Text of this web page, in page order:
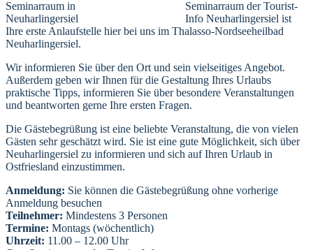
Seminarraum der Tourist-
Info Neuharlingersiel ist
Ihre erste Anlaufstelle hier bei uns im Thalasso-Nordseeheilbad
Neuharlingersiel.
Wir informieren Sie über den Ort und sein vielseitiges Angebot.
Außerdem geben wir Ihnen für die Gestaltung Ihres Urlaubs
praktische Tipps, informieren Sie über besondere Veranstaltungen
und beantworten gerne Ihre ersten Fragen.
Die Gästebegrüßung ist eine beliebte Veranstaltung, die von vielen
Gästen sehr geschätzt wird. Sie ist eine gute Möglichkeit, sich über
Neuharlingersiel zu informieren und sich auf Ihren Urlaub in
Ostfriesland einzustimmen.
Anmeldung: Sie können die Gästebegrüßung ohne vorherige
Anmeldung besuchen
Teilnehmer: Mindestens 3 Personen
Termine: Montags (wöchentlich)
Uhrzeit: 11.00 – 12.00 Uhr